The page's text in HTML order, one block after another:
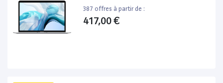
387 offres à partir de :
417,00 €